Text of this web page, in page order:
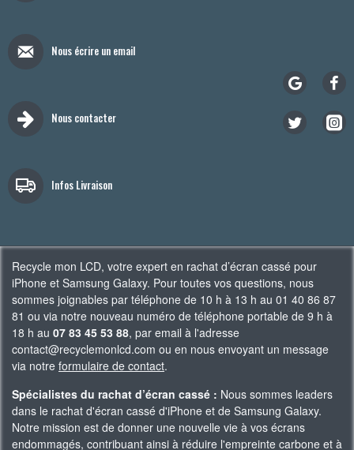
Nous écrire un email
Nous contacter
Infos Livraison
Recycle mon LCD, votre expert en rachat d’écran cassé pour
iPhone et Samsung Galaxy. Pour toutes vos questions, nous
sommes joignables par téléphone de 10 h à 13 h au 01 40 86 87
81 ou via notre nouveau numéro de téléphone portable de 9 h à
18 h au 07 83 45 53 88, par email à l'adresse
contact@recyclemonlcd.com ou en nous envoyant un message
via notre formulaire de contact.
Spécialistes du rachat d’écran cassé : Nous sommes leaders
dans le rachat d'écran cassé d'iPhone et de Samsung Galaxy.
Notre mission est de donner une nouvelle vie à vos écrans
endommagés, contribuant ainsi à réduire l'empreinte carbone et à